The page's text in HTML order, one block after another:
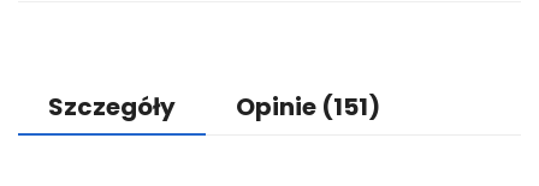
Szczegóły Opinie (151)